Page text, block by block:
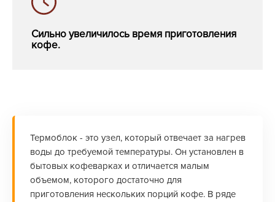
Сильно увеличилось время приготовления
кофе.
Термоблок - это узел, который отвечает за нагрев
воды до требуемой температуры. Он установлен в
бытовых кофеварках и отличается малым
объемом, которого достаточно для
приготовления нескольких порций кофе. В ряде